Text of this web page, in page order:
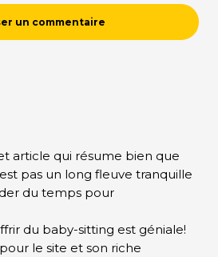
article qui résume bien que
pas un long fleuve tranquille
du temps pour
du baby-sitting est géniale!
le site et son riche